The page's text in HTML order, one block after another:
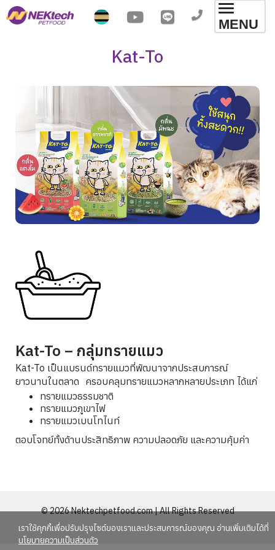
MENU
Kat-To
Kat-To – กลุ่มทรายแมว
Kat-To เป็นแบรนด์ทรายแมวที่พัฒนาจากประสบการณ์
ยาวนานในตลาด ครอบคลุมทรายแมวหลากหลายประเภท ได้แก่
ทรายแมวธรรมชาติ
ทรายแมวภูเขาไฟ
ทรายแมวเบนโทไนท์
ตอบโจทย์ทั้งด้านประสิทธิภาพ ความปลอดภัย และความคุ้มค่า
© 2026 Nektechpetfood.com | All Rights Reserved
เราใช้คุกกี้เพื่อปรับปรุงไซต์ของเราและประสบการณ์ของคุณ อ่านเพิ่มเติมได้ที่
นโยบายความเป็นส่วนตัว